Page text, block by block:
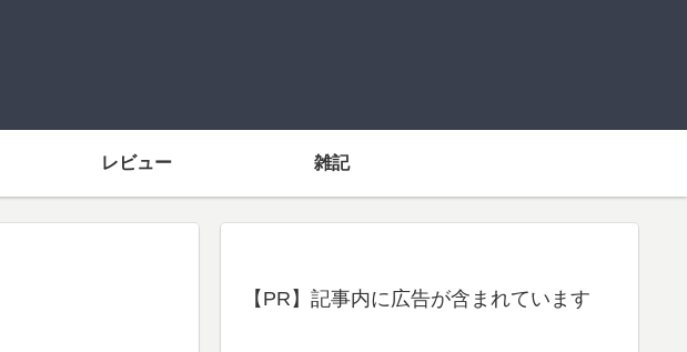
レビュー 雑記
【PR】記事内に広告が含まれています